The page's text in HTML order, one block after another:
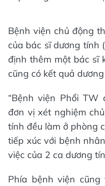
Bệnh viện chủ động
của bác sĩ dương tính
định thêm một bác sĩ
cũng có kết quả
“Bệnh viện Phổi
đơn vị xét nghiệm
tính đều làm ở phòng
tiếp xúc với bệnh
việc của 2 ca dương
Phía bệnh viện